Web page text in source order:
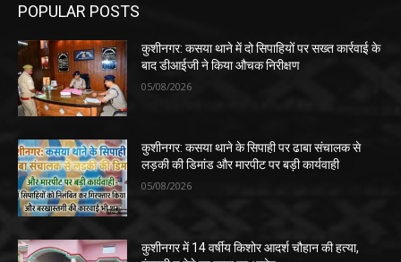
POPULAR POSTS
कुशीनगर: कसया थाने में दो सिपाहियों पर सख्त कार्रवाई के
बाद डीआईजी ने किया औचक निरीक्षण
05/08/2026
कुशीनगर: कसया थाने के सिपाही पर ढाबा संचालक से
लड़की की डिमांड और मारपीट पर बड़ी कार्यवाही
05/08/2026
कुशीनगर में 14 वर्षीय किशोर आदर्श चौहान की हत्या,